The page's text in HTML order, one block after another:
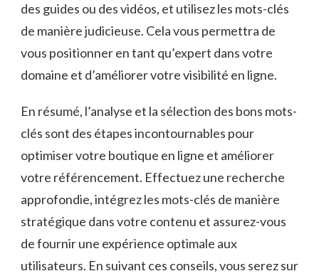
des guides ou des vidéos, et utilisez les mots-clés
⁤de ⁣manière judicieuse.‌ Cela vous permettra de
vous positionner​ en tant qu’expert‌ dans ​votre
domaine et d’améliorer votre visibilité en ‌ligne.
En résumé, l’analyse et ‍la sélection des‌ bons ⁤mots-
clés sont des étapes incontournables⁢ pour
⁣optimiser votre boutique en ligne et ⁢améliorer
votre référencement. Effectuez ⁣une recherche
⁢approfondie, intégrez‍ les mots-clés ⁣de manière
stratégique dans votre contenu ‌et assurez-vous
de fournir une‍ expérience optimale⁤ aux
utilisateurs.⁤ En suivant ces​ conseils, vous serez ‍sur⁢